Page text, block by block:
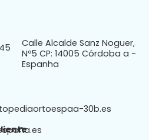
Calle Alcalde Sanz Noguer,
Nº5 CP: 14005 Córdoba a -
Espanha
30b.es